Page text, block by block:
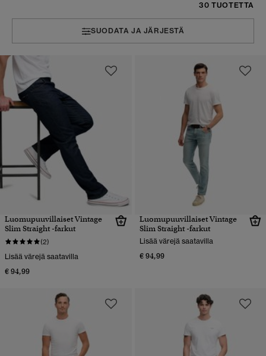
30 TUOTETTA
SUODATA JA JÄRJESTÄ
Luomupuuvillaiset Vintage
Slim Straight -farkut
(2)
Lisää värejä saatavilla
€ 94,99
Luomupuuvillaiset Vintage
Slim Straight -farkut
Lisää värejä saatavilla
€ 94,99